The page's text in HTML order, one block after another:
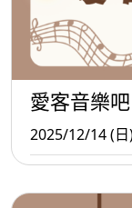
愛客音樂吧
2025/12/14 (